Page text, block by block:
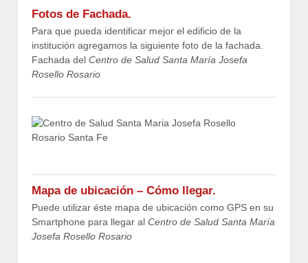
Fotos de Fachada.
Para que pueda identificar mejor el edificio de la
institución agregamos la siguiente foto de la fachada.
Fachada del Centro de Salud Santa María Josefa
Rosello Rosario
Mapa de ubicación – Cómo llegar.
Puede utilizar éste mapa de ubicación como GPS en su
Smartphone para llegar al Centro de Salud Santa María
Josefa Rosello Rosario